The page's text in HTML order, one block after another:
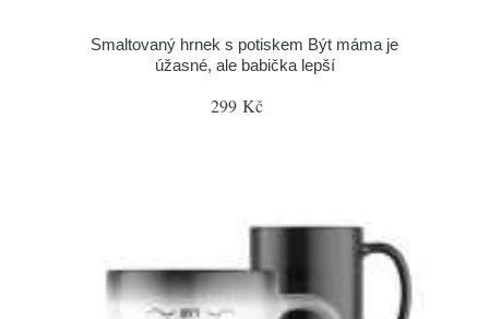
Smaltovaný hrnek s potiskem Být máma je
úžasné, ale babička lepší
299 Kč